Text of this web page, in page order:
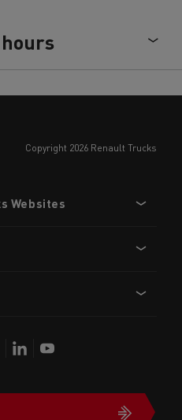
copyright 2026 Renault Trucks
Websites